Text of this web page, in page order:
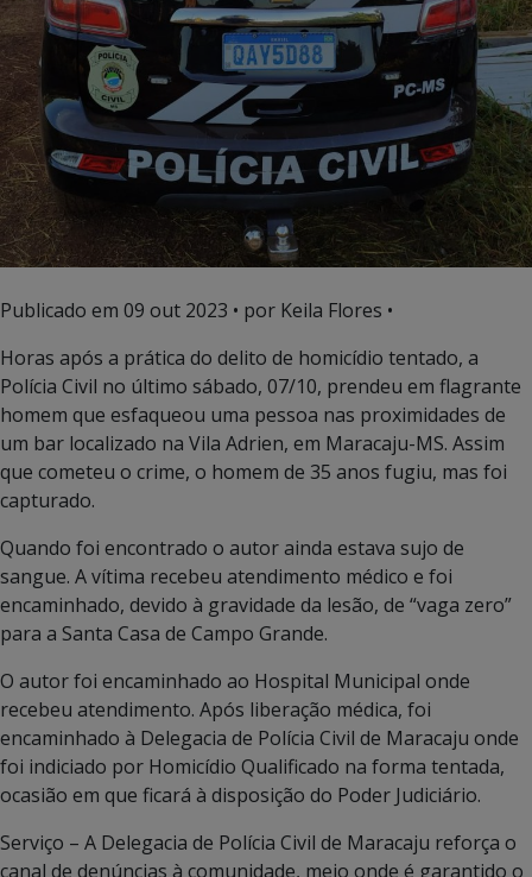
Publicado em 09 out 2023 • por Keila Flores •
Horas após a prática do delito de homicídio tentado, a
Polícia Civil no último sábado, 07/10, prendeu em flagrante
homem que esfaqueou uma pessoa nas proximidades de
um bar localizado na Vila Adrien, em Maracaju-MS. Assim
que cometeu o crime, o homem de 35 anos fugiu, mas foi
capturado.
Quando foi encontrado o autor ainda estava sujo de
sangue. A vítima recebeu atendimento médico e foi
encaminhado, devido à gravidade da lesão, de “vaga zero”
para a Santa Casa de Campo Grande.
O autor foi encaminhado ao Hospital Municipal onde
recebeu atendimento. Após liberação médica, foi
encaminhado à Delegacia de Polícia Civil de Maracaju onde
foi indiciado por Homicídio Qualificado na forma tentada,
ocasião em que ficará à disposição do Poder Judiciário.
Serviço – A Delegacia de Polícia Civil de Maracaju reforça o
canal de denúncias à comunidade, meio onde é garantido o